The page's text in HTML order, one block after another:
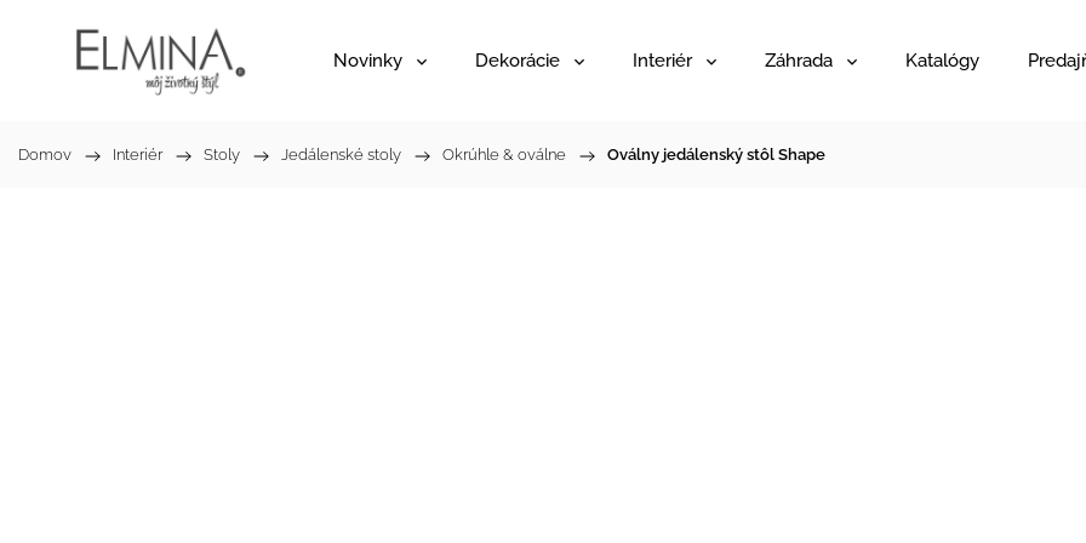
Novinky Dekorácie Interiér Záhrada Katalógy
Domov / Interiér / Stoly / Jedálenské stoly / Okrúhle & oválne / Oválny jedálenský stôl Shape